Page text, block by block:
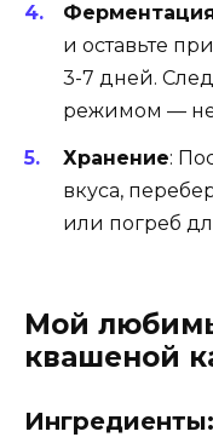
и оставьте
3-7 дней.
режимом — не
Хранение:
вкуса,
или погреб
Мой
квашеной
Ингредиенты: